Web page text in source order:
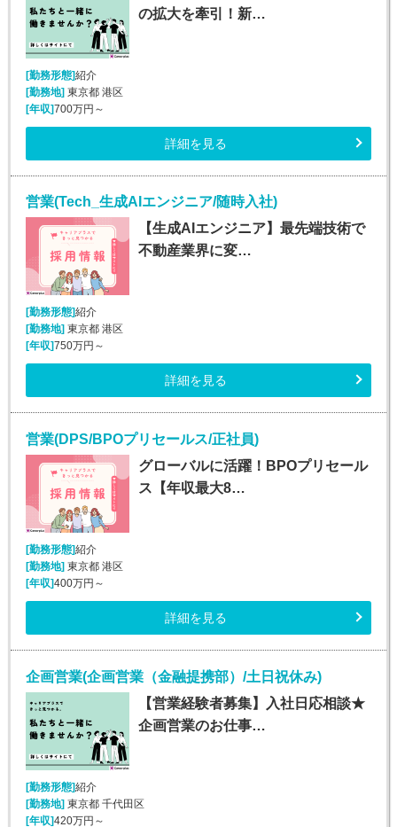
の拡大を牽引！新…
[勤務形態]紹介
[勤務地]東京都 港区
[年収]700万円～
詳細を見る
営業(Tech_生成AIエンジニア/随時入社)
【生成AIエンジニア】最先端技術で
不動産業界に変…
[勤務形態]紹介
[勤務地] 東京都 港区
[年収]750万円～
詳細を見る
営業(DPS/BPOプリセールス/正社員)
グローバルに活躍！BPOプリセール
ス【年収最大8…
[勤務形態]紹介
[勤務地] 東京都 港区
[年収]400万円～
詳細を見る
企画営業(企画営業（金融提携部）/土日祝休み)
【営業経験者募集】入社日応相談★
企画営業のお仕事…
[勤務形態]紹介
[勤務地]東京都 千代田区
[年収]420万円～